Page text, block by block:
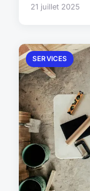
21 juillet 2025
SERVICES